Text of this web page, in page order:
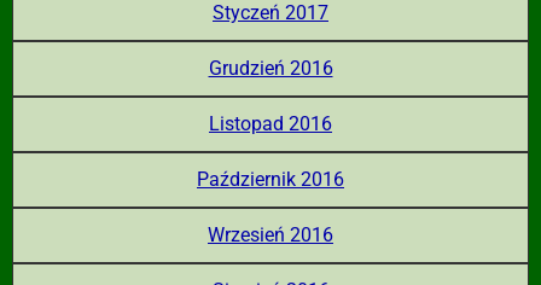
Styczeń 2017
Grudzień 2016
Listopad 2016
Październik 2016
Wrzesień 2016